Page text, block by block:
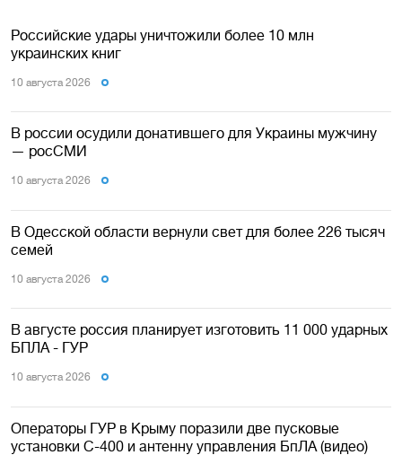
Российские удары уничтожили более 10 млн
украинских книг
10 августа 2026
В россии осудили донатившего для Украины мужчину
— росСМИ
10 августа 2026
В Одесской области вернули свет для более 226 тысяч
семей
10 августа 2026
В августе россия планирует изготовить 11 000 ударных
БПЛА - ГУР
10 августа 2026
Операторы ГУР в Крыму поразили две пусковые
установки С-400 и антенну управления БпЛА (видео)